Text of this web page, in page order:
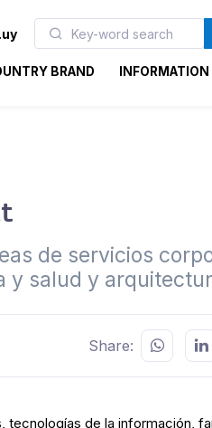
BRAND INFORMATION
de servicios
y salud y
Share:
tecnologías de la información,